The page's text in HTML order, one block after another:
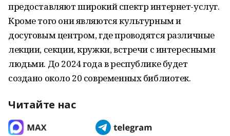
предоставляют широкий спектр интернет-услуг.
Кроме того они являются культурным и
досуговым центром, где проводятся различные
лекции, секции, кружки, встречи с интересными
людьми. До 2024 года в республике будет
создано около 20 современных библиотек.
Читайте нас